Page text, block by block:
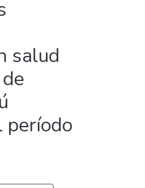
salud
período